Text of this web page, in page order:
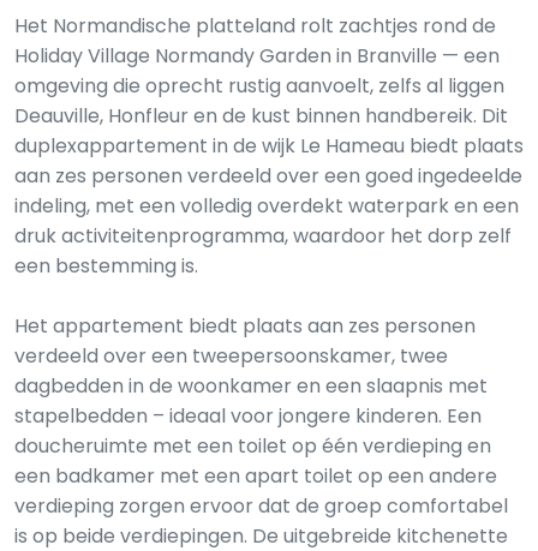
Het Normandische platteland rolt zachtjes rond de
Holiday Village Normandy Garden in Branville — een
omgeving die oprecht rustig aanvoelt, zelfs al liggen
Deauville, Honfleur en de kust binnen handbereik. Dit
duplexappartement in de wijk Le Hameau biedt plaats
aan zes personen verdeeld over een goed ingedeelde
indeling, met een volledig overdekt waterpark en een
druk activiteitenprogramma, waardoor het dorp zelf
een bestemming is.
Het appartement biedt plaats aan zes personen
verdeeld over een tweepersoonskamer, twee
dagbedden in de woonkamer en een slaapnis met
stapelbedden – ideaal voor jongere kinderen. Een
doucheruimte met een toilet op één verdieping en
een badkamer met een apart toilet op een andere
verdieping zorgen ervoor dat de groep comfortabel
is op beide verdiepingen. De uitgebreide kitchenette